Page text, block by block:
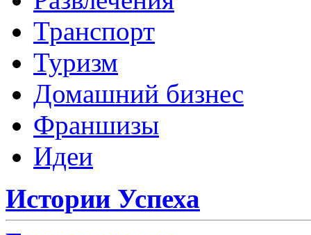
Транспорт
Туризм
Домашний бизнес
Франшизы
Идеи
Истории Успеха